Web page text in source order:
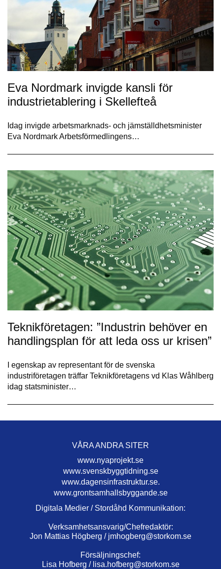
Eva Nordmark invigde kansli för
industrietablering i Skellefteå
Idag invigde arbetsmarknads- och jämställdhetsminister
Eva Nordmark Arbetsförmedlingens…
Teknikföretagen: ”Industrin behöver en
handlingsplan för att leda oss ur krisen”
I egenskap av representant för de svenska
industriföretagen träffar Teknikföretagens vd Klas Wåhlberg
idag statsminister…
VÅRA ANDRA SITER
www.nyaprojekt.se
www.svenskbyggtidning.se
www.dagensinfrastruktur.se.
www.grontsamhallsbyggande.se
Digitala Medier / Stordåhd Kommunikation:
Verksamhetsansvarig/Chefredaktör:
Jon Mattias Högberg / jmhogberg@storkom.se
Försäljningschef:
Lisa Hofberg / lisa.hofberg@storkom.se